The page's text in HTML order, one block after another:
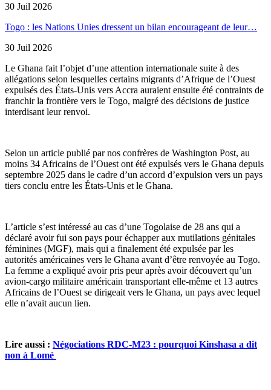
30 Juil 2026
Togo : les Nations Unies dressent un bilan encourageant de leur…
30 Juil 2026
Le Ghana fait l’objet d’une attention internationale suite à des
allégations selon lesquelles certains migrants d’Afrique de l’Ouest
expulsés des États-Unis vers Accra auraient ensuite été contraints de
franchir la frontière vers le Togo, malgré des décisions de justice
interdisant leur renvoi.
Selon un article publié par nos confrères de Washington Post, au
moins 34 Africains de l’Ouest ont été expulsés vers le Ghana depuis
septembre 2025 dans le cadre d’un accord d’expulsion vers un pays
tiers conclu entre les États-Unis et le Ghana.
L’article s’est intéressé au cas d’une Togolaise de 28 ans qui a
déclaré avoir fui son pays pour échapper aux mutilations génitales
féminines (MGF), mais qui a finalement été expulsée par les
autorités américaines vers le Ghana avant d’être renvoyée au Togo.
La femme a expliqué avoir pris peur après avoir découvert qu’un
avion-cargo militaire américain transportant elle-même et 13 autres
Africains de l’Ouest se dirigeait vers le Ghana, un pays avec lequel
elle n’avait aucun lien.
Lire aussi : Négociations RDC-M23 : pourquoi Kinshasa a dit
non à Lomé